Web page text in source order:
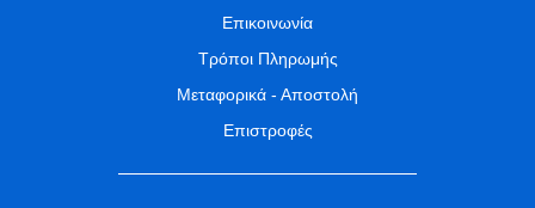
Επικοινωνία
Τρόποι Πληρωμής
Μεταφορικά - Αποστολή
Επιστροφές